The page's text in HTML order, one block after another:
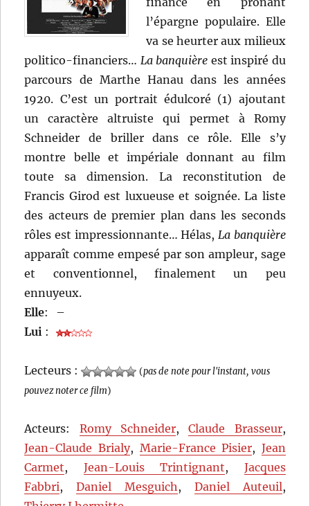
l’épargne populaire. Elle
va se heurter aux milieux
politico-financiers… La banquière est inspiré du
parcours de Marthe Hanau dans les années
1920. C’est un portrait édulcoré (1) ajoutant
un caractère altruiste qui permet à Romy
Schneider de briller dans ce rôle. Elle s’y
montre belle et impériale donnant au film
toute sa dimension. La reconstitution de
Francis Girod est luxueuse et soignée. La liste
des acteurs de premier plan dans les seconds
rôles est impressionnante… Hélas,La banquière
apparaît comme empesé par son ampleur, sage
et conventionnel, finalement un peu
ennuyeux.
Elle:
–
Lui :
Lecteurs : (pas de note pour l'instant, vous
pouvez noter ce film)
Acteurs: Romy Schneider,Claude Brasseur,
Jean-Claude Brialy, Marie-France Pisier, Jean
Carmet, Jean-Louis Trintignant, Jacques
Fabbri,Daniel Mesguich, Daniel Auteuil,